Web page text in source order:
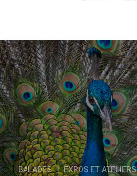
BALADES EXPOS ET ATELIERS